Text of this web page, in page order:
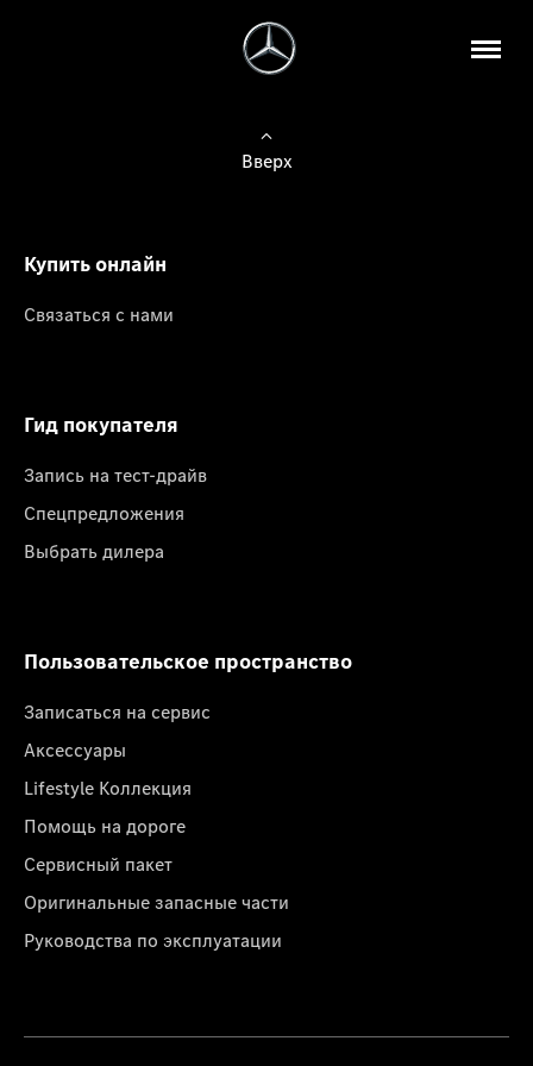
Вверх
Купить онлайн
Связаться с нами
Гид покупателя
Запись на тест-драйв
Спецпредложения
Выбрать дилера
Пользовательское пространство
Записаться на сервис
Аксессуары
Lifestyle Коллекция
Помощь на дороге
Сервисный пакет
Оригинальные запасные части
Руководства по эксплуатации